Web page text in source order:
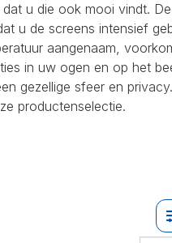
u die ook mooi vindt.
u de screens intensief
aangenaam,
in uw ogen en op het
gezellige sfeer en
productenselectie.